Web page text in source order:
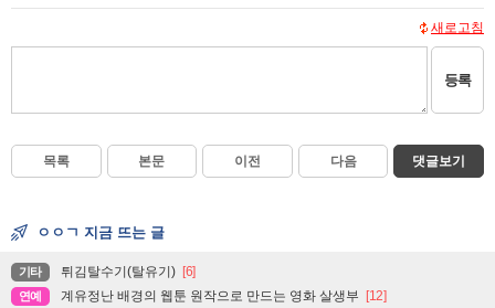
새로고침
등록
목록 본문 이전 다음 댓글보기
ㅇㅇㄱ 지금 뜨는 글
기타 튀김탈수기(탈유기) [6]
연예 계유정난 배경의 웹툰 원작으로 만드는 영화 살생부 [12]